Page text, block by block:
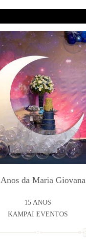
da Maria Giovana
15 ANOS
KAMPAI EVENTOS